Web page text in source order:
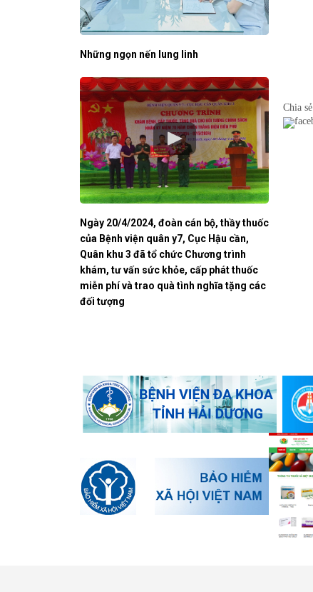
Những ngọn nến lung linh
Ngày 20/4/2024, đoàn cán bộ, thầy thuốc
của Bệnh viện quân y7, Cục Hậu cần,
Quân khu 3 đã tổ chức Chương trình
khám, tư vấn sức khỏe, cấp phát thuốc
miễn phí và trao quà tình nghĩa tặng các
đối tượng
Chia sẻ